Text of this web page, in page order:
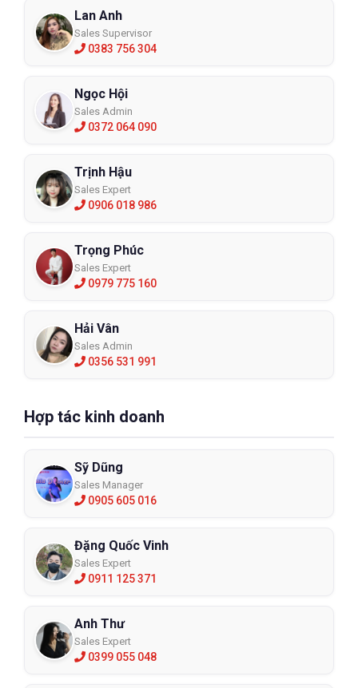
Lan Anh
Sales Supervisor
0383 756 304
Ngọc Hội
Sales Admin
0372 064 090
Trịnh Hậu
Sales Expert
0906 018 986
Trọng Phúc
Sales Expert
0979 775 160
Hải Vân
Sales Admin
0356 531 991
Hợp tác kinh doanh
Sỹ Dũng
Sales Manager
0905 605 016
Đặng Quốc Vinh
Sales Expert
0911 125 371
Anh Thư
Sales Expert
0399 055 048